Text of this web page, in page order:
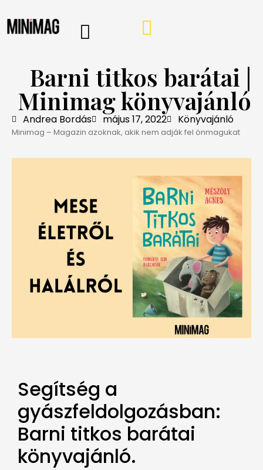
Barni titkos barátai |
Minimag könyvajánló
Andrea Bordás május 17, 2022 Könyvajánló
Minimag – Magazin azoknak, akik nem adják fel önmagukat
Segítség a
gyászfeldolgozásban:
Barni titkos barátai
könyvajánló.